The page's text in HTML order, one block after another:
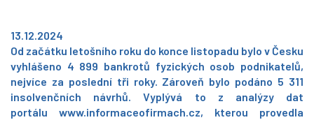
13.12.2024
Od začátku letošního roku do konce listopadu bylo v Česku
vyhlášeno 4 899 bankrotů fyzických osob podnikatelů,
nejvíce za poslední tři roky. Zároveň bylo podáno 5 311
insolvenčních návrhů. Vyplývá to z analýzy dat
portálu www.informaceofirmach.cz, kterou provedla